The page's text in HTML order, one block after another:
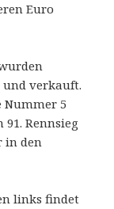
Euro
und verkauft.
Nummer 5
Rennsieg
in den
links findet